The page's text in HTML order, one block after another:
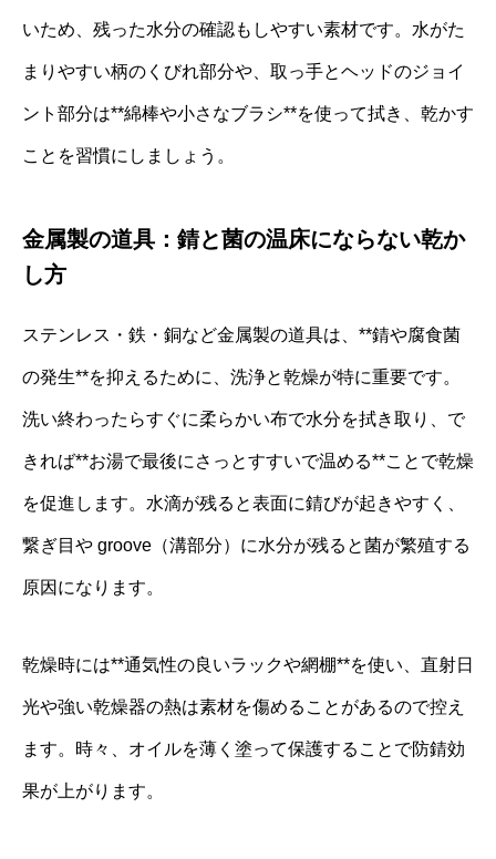
いため、残った水分の確認もしやすい素材です。水がた
まりやすい柄のくびれ部分や、取っ手とヘッドのジョイ
ント部分は**綿棒や小さなブラシ**を使って拭き、乾かす
ことを習慣にしましょう。
金属製の道具：錆と菌の温床にならない乾か
し方
ステンレス・鉄・銅など金属製の道具は、**錆や腐食菌
の発生**を抑えるために、洗浄と乾燥が特に重要です。
洗い終わったらすぐに柔らかい布で水分を拭き取り、で
きれば**お湯で最後にさっとすすいで温める**ことで乾燥
を促進します。水滴が残ると表面に錆びが起きやすく、
繋ぎ目や groove（溝部分）に水分が残ると菌が繁殖する
原因になります。
乾燥時には**通気性の良いラックや網棚**を使い、直射日
光や強い乾燥器の熱は素材を傷めることがあるので控え
ます。時々、オイルを薄く塗って保護することで防錆効
果が上がります。